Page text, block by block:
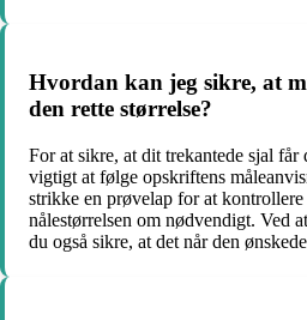
Hvordan kan jeg sikre, at
den rette størrelse?
For at sikre, at dit trekantede sjal får
vigtigt at følge opskriftens
strikke en prøvelap for at
nålestørrelsen om nødvendigt. Ved
du også sikre, at det når den